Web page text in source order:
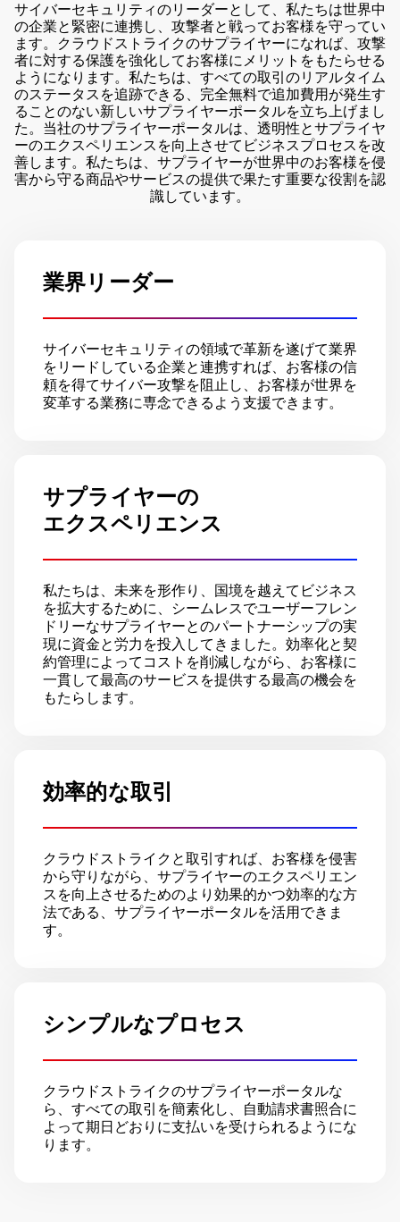
サイバーセキュリティのリーダーとして、私たちは世界中
の企業と緊密に連携し、攻撃者と戦ってお客様を守ってい
ます。クラウドストライクのサプライヤーになれば、攻撃
者に対する保護を強化してお客様にメリットをもたらせる
ようになります。私たちは、すべての取引のリアルタイム
のステータスを追跡できる、完全無料で追加費用が発生す
ることのない新しいサプライヤーポータルを立ち上げまし
た。当社のサプライヤーポータルは、透明性とサプライヤ
ーのエクスペリエンスを向上させてビジネスプロセスを改
善します。私たちは、サプライヤーが世界中のお客様を侵
害から守る商品やサービスの提供で果たす重要な役割を認
識しています。
業界リーダー
サイバーセキュリティの領域で革新を遂げて業界
をリードしている企業と連携すれば、お客様の信
頼を得てサイバー攻撃を阻止し、お客様が世界を
変革する業務に専念できるよう支援できます。
サプライヤーの
エクスペリエンス
私たちは、未来を形作り、国境を越えてビジネス
を拡大するために、シームレスでユーザーフレン
ドリーなサプライヤーとのパートナーシップの実
現に資金と労力を投入してきました。効率化と契
約管理によってコストを削減しながら、お客様に
一貫して最高のサービスを提供する最高の機会を
もたらします。
効率的な取引
クラウドストライクと取引すれば、お客様を侵害
から守りながら、サプライヤーのエクスペリエン
スを向上させるためのより効果的かつ効率的な方
法である、サプライヤーポータルを活用できま
す。
シンプルなプロセス
クラウドストライクのサプライヤーポータルな
ら、すべての取引を簡素化し、自動請求書照合に
よって期日どおりに支払いを受けられるようにな
ります。